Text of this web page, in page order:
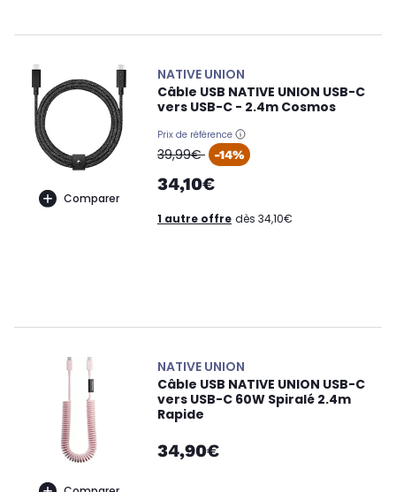
Comparer
NATIVE UNION
Câble USB NATIVE UNION USB-C
vers USB-C - 2.4m Cosmos
Prix de référence
oldPrice
39,99€ -14%
34,10€
1 autre offre dès 34,10€
NATIVE UNION
Câble USB NATIVE UNION USB-C
vers USB-C 60W Spiralé 2.4m
Rapide
34,90€